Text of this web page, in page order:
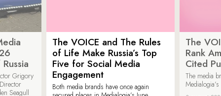
Grigory
Seagull
The VOICE and The Rules
of Life Make Russia’s Top
Five for Social Media
Engagement
Both media brands have once again
The
Rank
Cited
The media